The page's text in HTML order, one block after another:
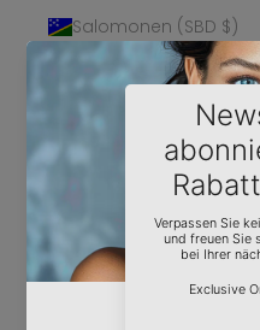
Salomonen (SBD $)
Sambia (EUR €)
Samoa (WST T)
San Marino (EUR €)
São Tomé und
Príncipe (STD Db)
Saudi-Arabien (SAR